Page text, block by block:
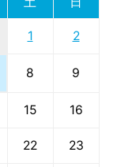
1 2
8 9
15 16
22 23